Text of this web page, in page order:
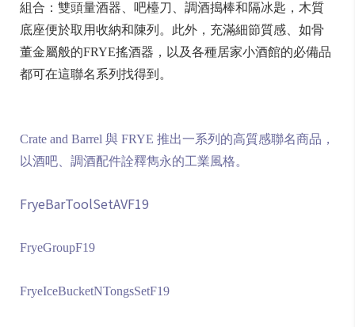
組合：雙頭量酒器、吧檯刀、調酒搗棒和隔冰匙，木質
底座便於取用收納和陳列。此外，充滿細節質感、如骨
董金屬般的FRYE搖酒器，以及各種居家小酒館的必備品
都可在這聯名系列找得到。
Crate and Barrel 與 FRYE 推出一系列的高質感聯名商品，
以酒吧、調酒配件詮釋雋永的工業風格。
FryeBarToolSetAVF19
FryeGroupF19
FryeIceBucketNTongsSetF19